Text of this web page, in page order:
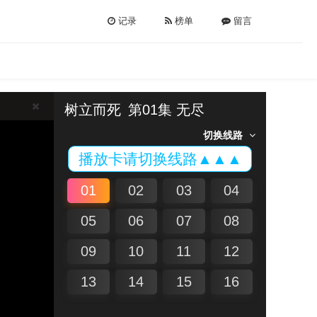
记录 榜单 留言
树立而死 第01集 无尽
切换线路
播放卡请切换线路▲▲▲
01 02 03
04
05
06 07
08
09
10 11
12
13
14 15 16